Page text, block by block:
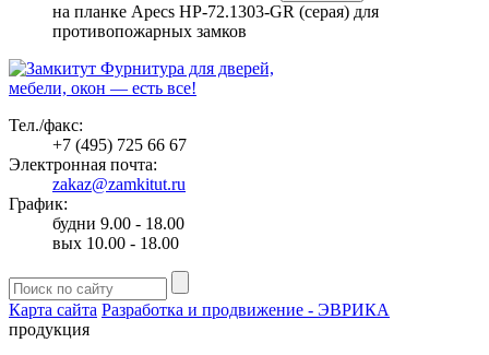
на планке Apecs HP-72.1303-GR (серая) для
противопожарных замков
Фурнитура для дверей,
мебели, окон — есть все!
Тел./факс:
+7 (495) 725 66 67
Электронная почта:
zakaz@zamkitut.ru
График:
будни 9.00 - 18.00
вых 10.00 - 18.00
Карта сайта Разработка и продвижение - ЭВРИКА
продукция